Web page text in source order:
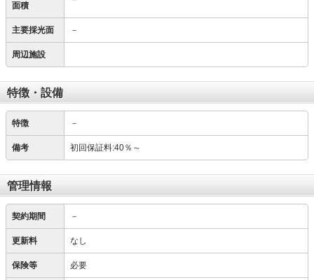
面積
主要採光面 －
周辺施設
特徴・設備
特徴 －
備考 初回保証料:40％～
管理情報
契約期間 －
更新料 なし
保険等 必要